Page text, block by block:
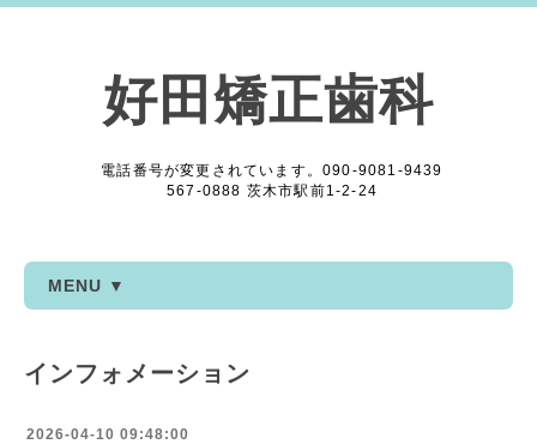
好田矯正歯科
電話番号が変更されています。090-9081-9439
567-0888 茨木市駅前1-2-24
MENU ▼
インフォメーション
2026-04-10 09:48:00